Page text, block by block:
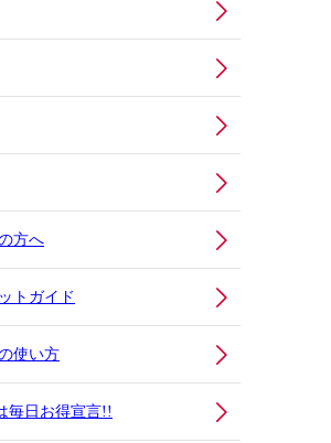
方へ
トガイド
使い方
毎日お得宣言!!